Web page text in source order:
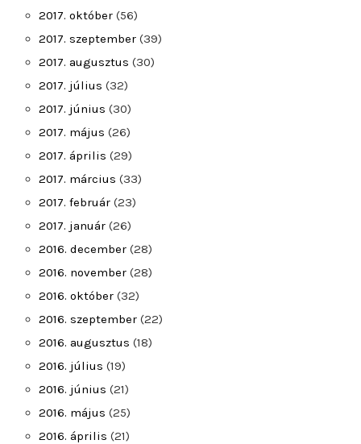
2017. október (56)
2017. szeptember (39)
2017. augusztus (30)
2017. július (32)
2017. június (30)
2017. május (26)
2017. április (29)
2017. március (33)
2017. február (23)
2017. január (26)
2016. december (28)
2016. november (28)
2016. október (32)
2016. szeptember (22)
2016. augusztus (18)
2016. július (19)
2016. június (21)
2016. május (25)
2016. április (21)